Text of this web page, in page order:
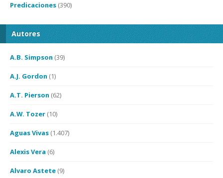
Predicaciones (390)
Autores
A.B. Simpson (39)
A.J. Gordon (1)
A.T. Pierson (62)
A.W. Tozer (10)
Aguas Vivas (1.407)
Alexis Vera (6)
Alvaro Astete (9)